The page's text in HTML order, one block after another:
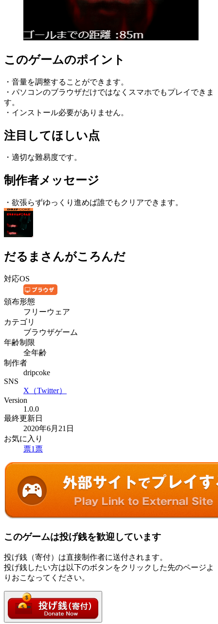
このゲームのポイント
・音量を調整することができます。
・パソコンのブラウザだけではなくスマホでもプレイできま
す。
・インストール必要がありません。
注目してほしい点
・適切な難易度です。
制作者メッセージ
・欲張らずゆっくり進めば誰でもクリアできます。
だるまさんがころんだ
対応OS
頒布形態
フリーウェア
カテゴリ
ブラウザゲーム
年齢制限
全年齢
制作者
dripcoke
SNS
X（Twitter）
Version
1.0.0
最終更新日
2020年6月21日
お気に入り
票1 票
このゲームは投げ銭を歓迎しています
投げ銭（寄付）は直接制作者に送付されます。
投げ銭したい方は以下のボタンをクリックした先のページよ
りおこなってください。